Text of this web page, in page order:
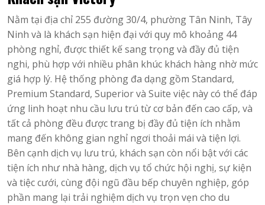
Nằm tại địa chỉ 255 đường 30/4, phường Tân Ninh, Tây
Ninh và là khách sạn hiện đại với quy mô khoảng 44
phòng nghỉ, được thiết kế sang trọng và đầy đủ tiện
nghi, phù hợp với nhiều phân khúc khách hàng nhờ mức
giá hợp lý. Hệ thống phòng đa dạng gồm Standard,
Premium Standard, Superior và Suite việc này có thể đáp
ứng linh hoạt nhu cầu lưu trú từ cơ bản đến cao cấp, và
tất cả phòng đều được trang bị đầy đủ tiện ích nhằm
mang đến không gian nghỉ ngơi thoải mái và tiện lợi.
Bên cạnh dịch vụ lưu trú, khách sạn còn nổi bật với các
tiện ích như nhà hàng, dịch vụ tổ chức hội nghị, sự kiện
và tiệc cưới, cùng đội ngũ đầu bếp chuyên nghiệp, góp
phần mang lại trải nghiệm dịch vụ trọn vẹn cho du